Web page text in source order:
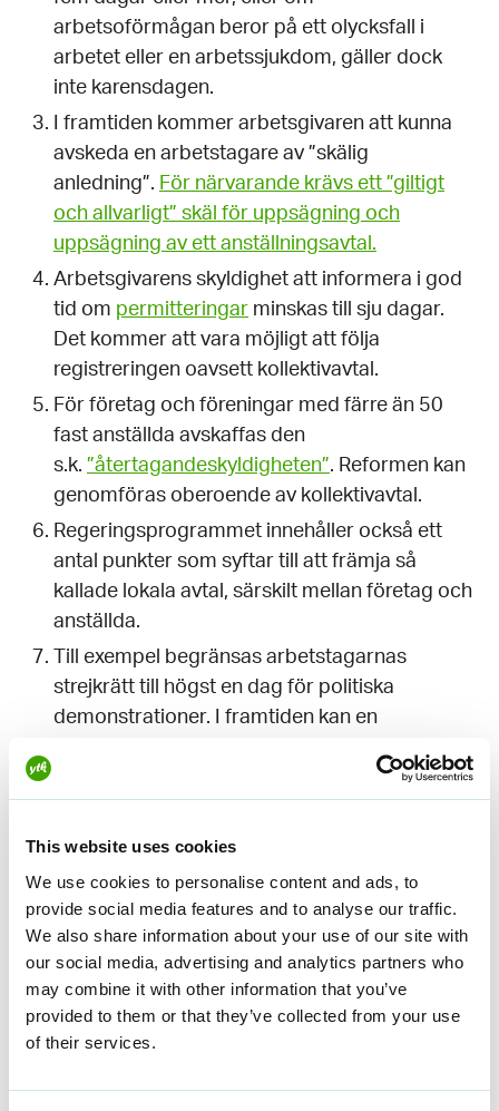
This website uses cookies
We use cookies to personalise content and ads, to
provide social media features and to analyse our traffic.
We also share information about your use of our site with
our social media, advertising and analytics partners who
may combine it with other information that you’ve
provided to them or that they’ve collected from your use
of their services.
arbetsoförmågan beror på ett olycksfall i
arbetet eller en arbetssjukdom, gäller dock
inte karensdagen.
I framtiden kommer arbetsgivaren att kunna
avskeda en arbetstagare av ”skälig
anledning”. För närvarande krävs ett ”giltigt
och allvarligt” skäl för uppsägning och
uppsägning av ett anställningsavtal.
Arbetsgivarens skyldighet att informera i god
tid om permitteringar minskas till sju dagar.
Det kommer att vara möjligt att följa
registreringen oavsett kollektivavtal.
För företag och föreningar med färre än 50
fast anställda avskaffas den
s.k. ”återtagandeskyldigheten”. Reformen kan
genomföras oberoende av kollektivavtal.
Regeringsprogrammet innehåller också ett
antal punkter som syftar till att främja så
kallade lokala avtal, särskilt mellan företag och
anställda.
Till exempel begränsas arbetstagarnas
strejkrätt till högst en dag för politiska
demonstrationer. I framtiden kan en
ha deltagit i en olaglig strejk dömas till böter
När kommer
lagändringarna att
träda i kraft?
Enligt regeringsprogrammet är målet att
snart som möjligt. De reformer som anges i